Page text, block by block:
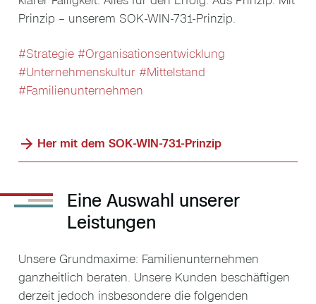
Prinzip – unserem SOK-WIN-731-Prinzip.
#Strategie #Organisationsentwicklung
#Unternehmenskultur #Mittelstand
#Familienunternehmen
Her mit dem SOK-WIN-731-Prinzip
Eine Auswahl unserer
Leistungen
Unsere Grundmaxime: Familienunternehmen
ganzheitlich beraten. Unsere Kunden beschäftigen
derzeit jedoch insbesondere die folgenden